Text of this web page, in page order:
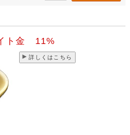
ト金 11%
詳しくはこちら